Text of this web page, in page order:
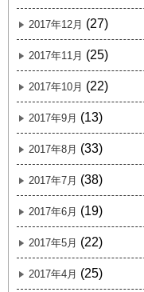
2017年12月 (27)
2017年11月 (25)
2017年10月 (22)
2017年9月 (13)
2017年8月 (33)
2017年7月 (38)
2017年6月 (19)
2017年5月 (22)
2017年4月 (25)